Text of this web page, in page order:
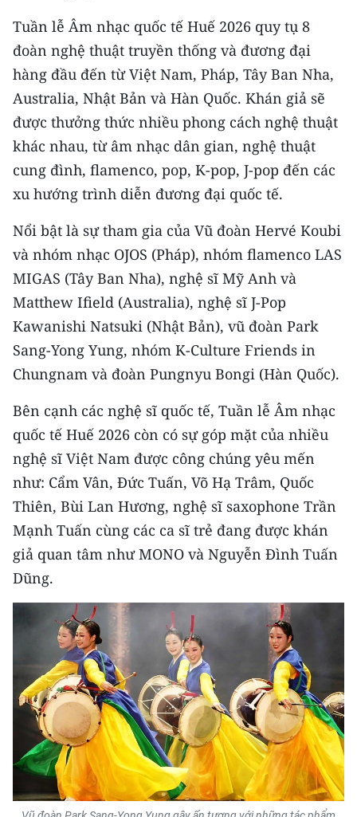
Tuần lễ Âm nhạc quốc tế Huế 2026 quy tụ 8
đoàn nghệ thuật truyền thống và đương đại
hàng đầu đến từ Việt Nam, Pháp, Tây Ban Nha,
Australia, Nhật Bản và Hàn Quốc. Khán giả sẽ
được thưởng thức nhiều phong cách nghệ thuật
khác nhau, từ âm nhạc dân gian, nghệ thuật
cung đình, flamenco, pop, K-pop, J-pop đến các
xu hướng trình diễn đương đại quốc tế.
Nổi bật là sự tham gia của Vũ đoàn Hervé Koubi
và nhóm nhạc OJOS (Pháp), nhóm flamenco LAS
MIGAS (Tây Ban Nha), nghệ sĩ Mỹ Anh và
Matthew Ifield (Australia), nghệ sĩ J-Pop
Kawanishi Natsuki (Nhật Bản), vũ đoàn Park
Sang-Yong Yung, nhóm K-Culture Friends in
Chungnam và đoàn Pungnyu Bongi (Hàn Quốc).
Bên cạnh các nghệ sĩ quốc tế, Tuần lễ Âm nhạc
quốc tế Huế 2026 còn có sự góp mặt của nhiều
nghệ sĩ Việt Nam được công chúng yêu mến
như: Cẩm Vân, Đức Tuấn, Võ Hạ Trâm, Quốc
Thiên, Bùi Lan Hương, nghệ sĩ saxophone Trần
Mạnh Tuấn cùng các ca sĩ trẻ đang được khán
giả quan tâm như MONO và Nguyễn Đình Tuấn
Dũng.